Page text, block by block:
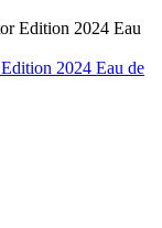
2024 Eau de